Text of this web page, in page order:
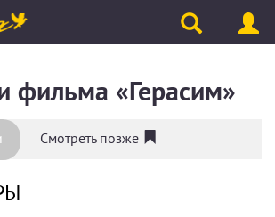
фильма «Герасим»
Смотреть позже